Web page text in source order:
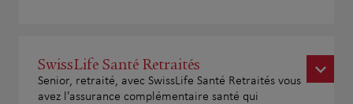
SwissLife Santé Retraités
Senior, retraité, avec SwissLife Santé Retraités vous
avez l'assurance complémentaire santé qui